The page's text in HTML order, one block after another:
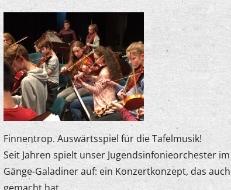
Finnentrop. Auswärtsspiel für die Tafelmusik!
Seit Jahren spielt unser Jugendsinfonieorchester
Gänge-Galadiner auf: ein Konzertkonzept, das